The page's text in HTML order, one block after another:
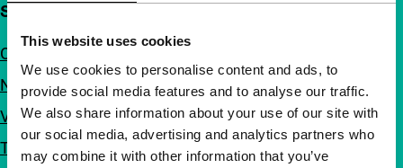
This website uses cookies
We use cookies to personalise content and ads, to
provide social media features and to analyse our traffic.
We also share information about your use of our site with
our social media, advertising and analytics partners who
may combine it with other information that you’ve
Snel naar
Over ons
Nieuwsbrieven
Veelgestelde vragen
Toegankelijkheid